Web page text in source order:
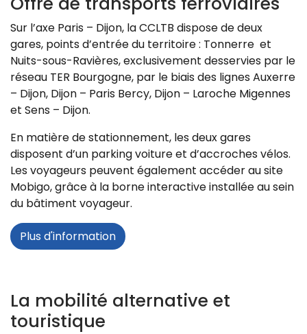
Sur l’axe Paris – Dijon, la CCLTB dispose de deux
gares, points d’entrée du territoire : Tonnerre et
Nuits-sous-Ravières, exclusivement desservies par le
réseau TER Bourgogne, par le biais des lignes Auxerre
– Dijon, Dijon – Paris Bercy, Dijon – Laroche Migennes
et Sens – Dijon.
En matière de stationnement, les deux gares
disposent d’un parking voiture et d’accroches vélos.
Les voyageurs peuvent également accéder au site
Mobigo, grâce à la borne interactive installée au sein
du bâtiment voyageur.
Plus d'information
La mobilité alternative et
touristique